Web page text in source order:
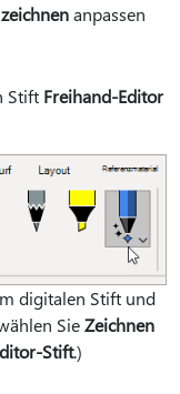
zeichnenanpassen
Stift Freihand-Editor
digitalen Stift und
SieZeichnen
Stift.)